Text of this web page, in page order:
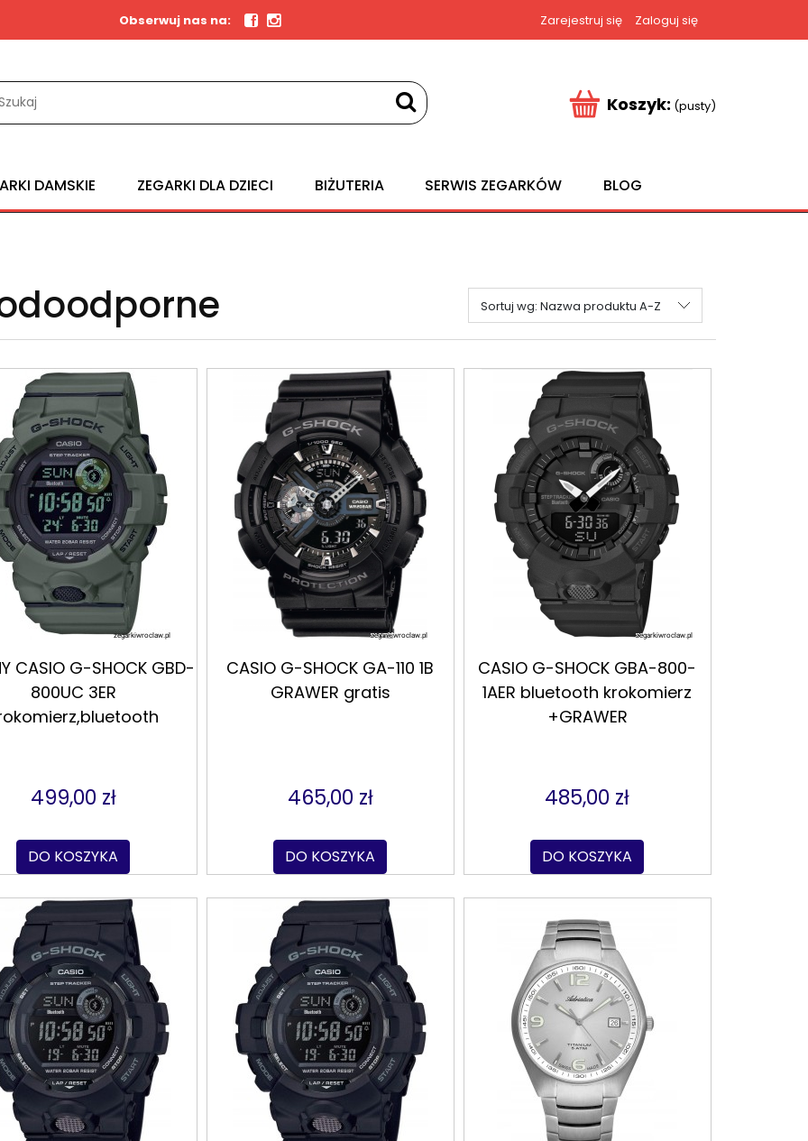
Obserwuj nas na: Zarejestruj się Zaloguj się
Koszyk: (pusty)
DAMSKIE ZEGARKI DLA DZIECI BIŻUTERIA SERWIS ZEGARKÓW
BLOG
REKLAMACJE I ZWROTY
Sortuj wg: Nazwa produktu A-Z
CASIO G-SHOCK GBD-
800UC 3ER
499,00 zł
DO KOSZYKA
CASIO G-SHOCK GA-110 1B
GRAWER gratis
465,00 zł
DO KOSZYKA
CASIO G-SHOCK GBA-800-
1AER bluetooth krokomierz
+GRAWER
485,00 zł
DO KOSZYKA